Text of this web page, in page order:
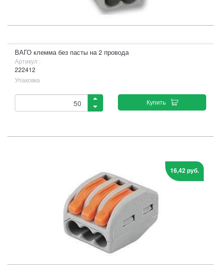
ВАГО клемма без пасты на 2 провода
Артикул :
222412
Упаковка
Купить
16,42 руб.